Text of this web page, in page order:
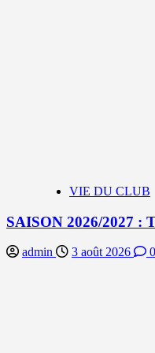
VIE DU CLUB
SAISON 2026/2027 :
admin 3 août 2026 0